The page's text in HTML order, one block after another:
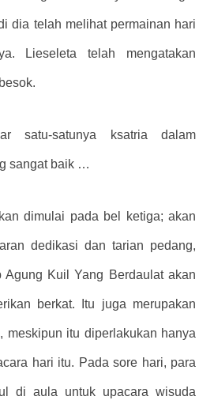
dia telah melihat permainan hari
Lieseleta telah mengatakan
satu-satunya ksatria dalam
sangat baik …
dimulai pada bel ketiga; akan
dedikasi dan tarian pedang,
Agung Kuil Yang Berdaulat akan
berkat. Itu juga merupakan
meskipun itu diperlakukan hanya
hari itu. Pada sore hari, para
di aula untuk upacara wisuda